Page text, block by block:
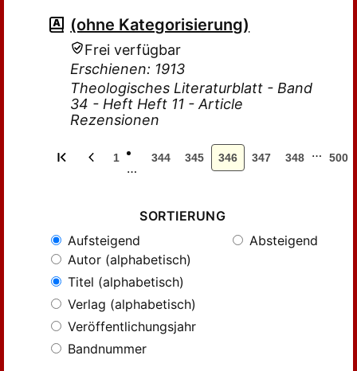
(ohne Kategorisierung)
Frei verfügbar
Erschienen: 1913
Theologisches Literaturblatt - Band
34 - Heft Heft 11 - Article
Rezensionen
1
…
344 345 346 347 348 … 500
SORTIERUNG
Aufsteigend
Absteigend
Autor (alphabetisch)
Titel (alphabetisch)
Verlag (alphabetisch)
Veröffentlichungsjahr
Bandnummer